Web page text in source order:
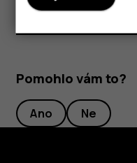
Pomohlo vám to?
Ano Ne